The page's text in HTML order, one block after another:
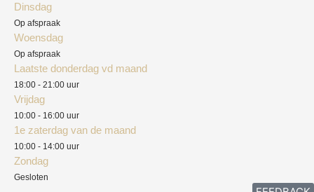
Dinsdag
Op afspraak
Woensdag
Op afspraak
Laatste donderdag vd maand
18:00 - 21:00 uur
Vrijdag
10:00 - 16:00 uur
1e zaterdag van de maand
10:00 - 14:00 uur
Zondag
Gesloten